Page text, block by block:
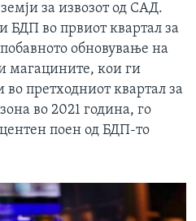
за извозот од САД.
БДП во првиот квартал за
обновување на
магацините, кои ги
во претходниот квартал за
во 2021 година, го
поен од БДП-то